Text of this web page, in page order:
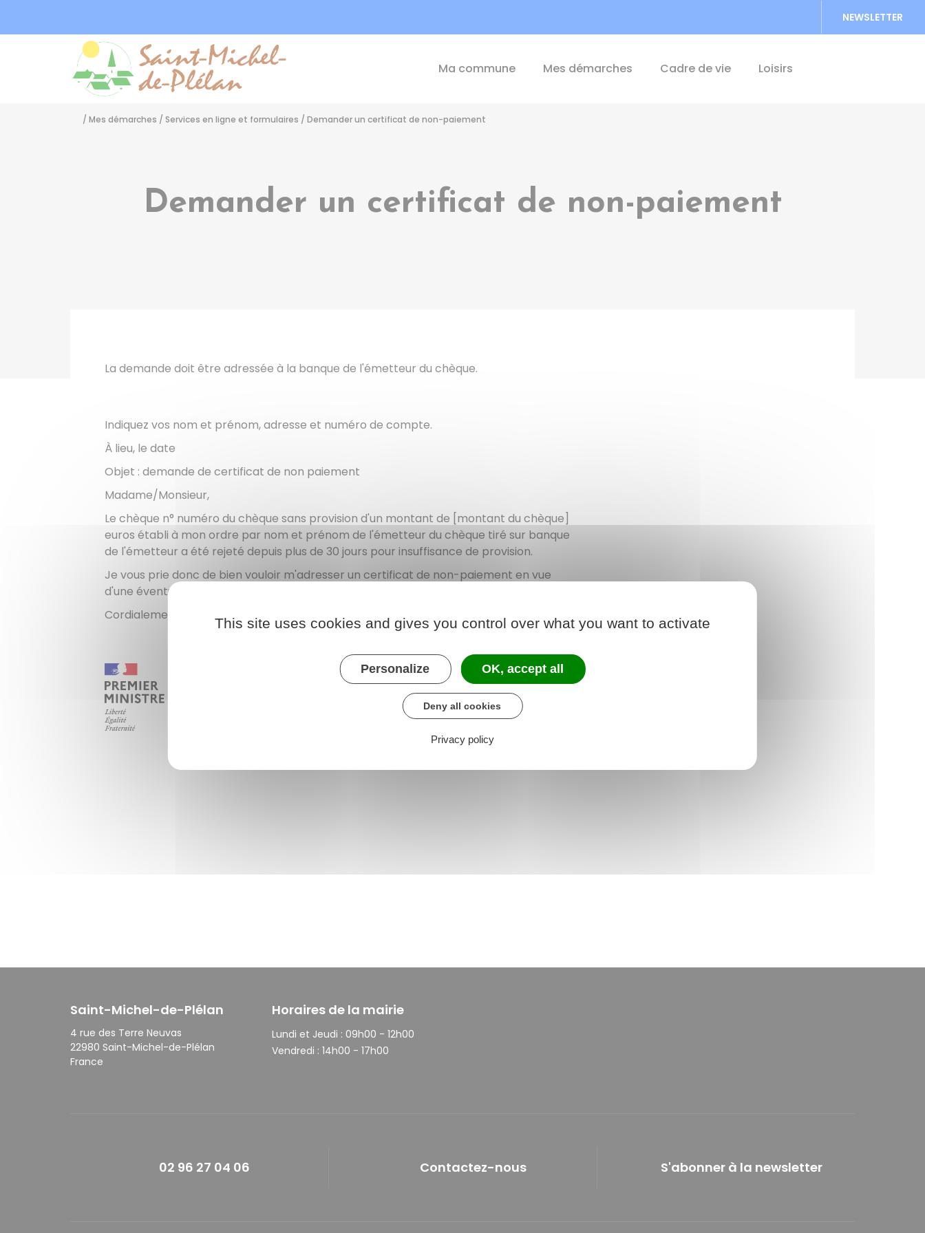
NEWSLETTER
Ma commune Mes démarches Cadre de vie Loisirs
/ Mes démarches / Services en ligne et formulaires / Demander un certificat de non-paiement
Demander un certificat de non-paiement
La demande doit être adressée à la banque de l'émetteur du chèque.
Indiquez vos nom et prénom, adresse et numéro de compte.
À lieu, le date
Objet : demande de certificat de non paiement
Madame/Monsieur,
Le chèque n° numéro du chèque sans provision d'un montant de [montant du chèque]
euros établi à mon ordre par nom et prénom de l'émetteur du chèque tiré sur banque
de l'émetteur a été rejeté depuis plus de 30 jours pour insuffisance de provision.
Je vous prie donc de bien vouloir m'adresser un certificat de non-paiement en vue
d'une éventuelle saisie.
Cordialement,
Saint-Michel-de-Plélan
4 rue des Terre Neuvas
22980 Saint-Michel-de-Plélan
France
Horaires de la mairie
Lundi et Jeudi : 09h00 - 12h00
Vendredi : 14h00 - 17h00
02 96 27 04 06 Contactez-nous S'abonner à la newsletter
This site uses cookies and gives you control over what you want to activate
Personalize OK, accept all
Deny all cookies
Privacy policy